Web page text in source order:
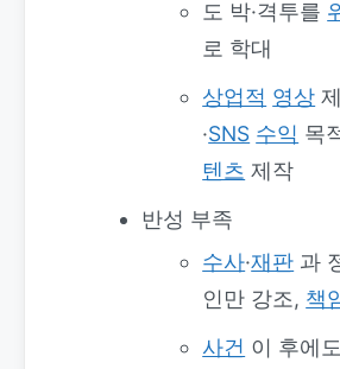
도 박·격투를
로 학대
상업적 영상
·SNS 수익 목
텐츠 제작
반성 부족
수사·재판 과
인만 강조, 책
사건 이 후에도